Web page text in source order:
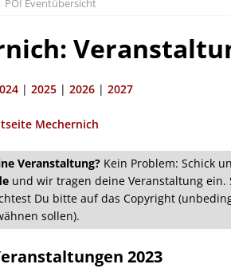
POI Eventübersicht
| 2025 | 2026 | 2027
Mechernich
Veranstaltung? Kein Problem: Schick
und wir tragen deine Veranstaltung ein.
Du bitte auf das Copyright
sollen).
2023